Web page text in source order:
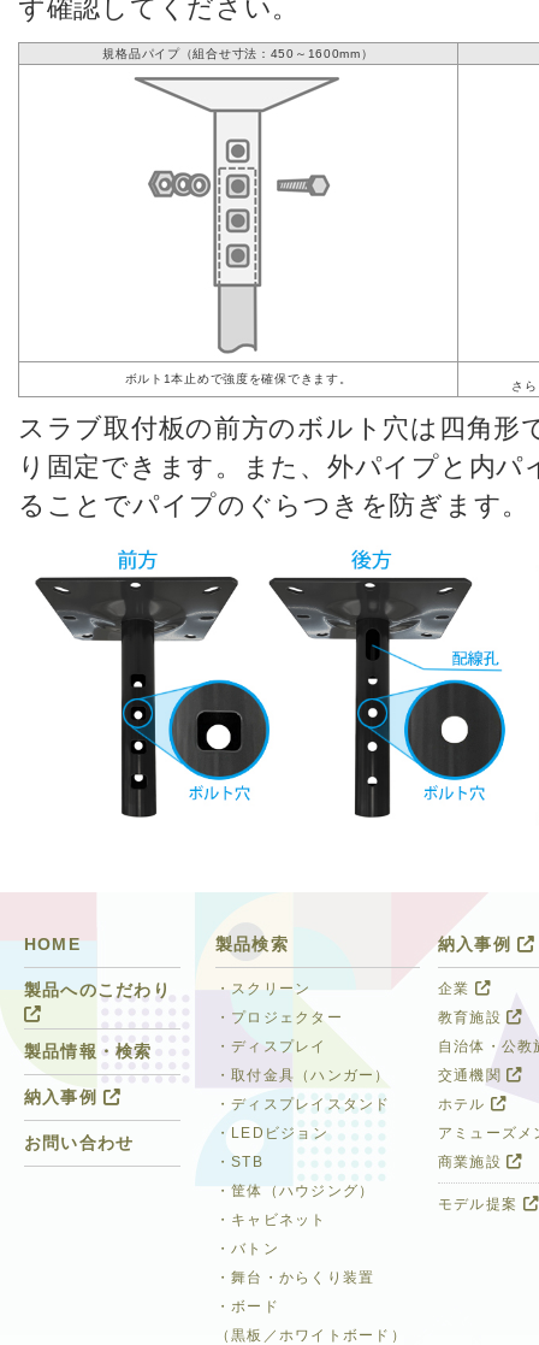
ず確認してください。
規格品パイプ（組合せ寸法：450～1600mm）
ボルト1本止めで強度を確保できます。
さ
スラブ取付板の前方のボルト穴は四角形
り固定できます。また、外パイプと内
ることでパイプのぐらつきを防ぎます。
HOME
製品へのこだわり
製品情報・検索
納入事例
お問い合わせ
納入事例
企業
教育施設
自治体・公教
交通機関
ホテル
アミューズ
商業施設
モデル提案
製品検索
・スクリーン
・プロジェクター
・ディスプレイ
・取付金具（ハンガー）
・ディスプレイスタンド
・LEDビジョン
・STB
・筐体（ハウジング）
・キャビネット
・バトン
・舞台・からくり装置
・ボード
（黒板／ホワイトボード）